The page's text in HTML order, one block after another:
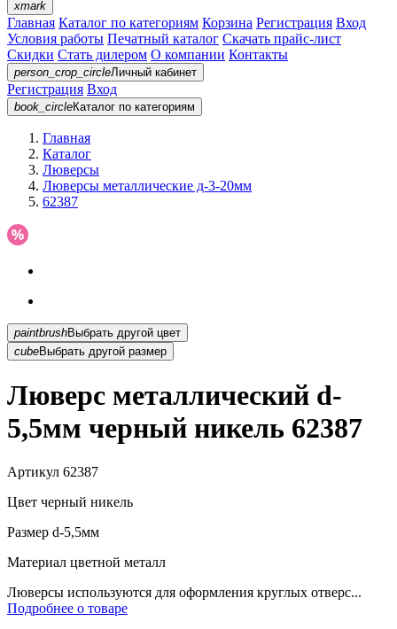
xmark
Главная Каталог по категориям Корзина Регистрация Вход
Условия работы Печатный каталог Скачать прайс-лист
Скидки Стать дилером О компании Контакты
person_crop_circleЛичный кабинет
Регистрация Вход
book_circleКаталог по категориям
Главная
Каталог
Люверсы
Люверсы металлические д-3-20мм
62387
paintbrush
Выбрать другой цвет
cubeВыбрать другой размер
Люверс металлический d-
5,5мм черный никель 62387
Артикул 62387
Цвет черный никель
Размер d-5,5мм
Материал цветной металл
Люверсы используются для оформления круглых отверс...
Подробнее о товаре